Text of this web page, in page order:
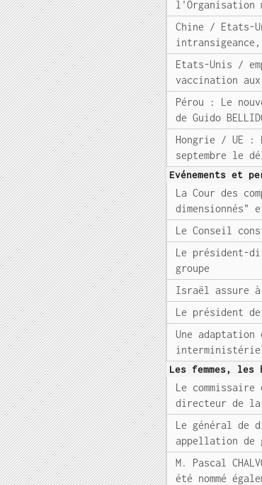
l'Organisation
Chine / Etats-
Etats-Unis /
vaccination
Pérou : Le
de Guido
Hongrie / UE :
septembre le
Evénements et
La Cour des
dimensionnés"
Le Conseil
Le président-
groupe
Israël assure
Le président
Une
Les femmes, les
Le commissaire
directeur de la
Le général de
appellation de
M. Pascal
été nommé